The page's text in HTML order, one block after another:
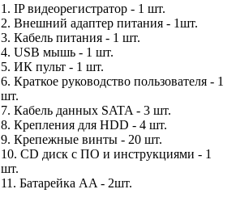
1. IP видеорегистратор - 1 шт.
2. Внешний адаптер питания - 1шт.
3. Кабель питания - 1 шт.
4. USB мышь - 1 шт.
5. ИК пульт - 1 шт.
6. Краткое руководство пользователя - 1
шт.
7. Кабель данных SATA - 3 шт.
8. Крепления для HDD - 4 шт.
9. Крепежные винты - 20 шт.
10. CD диск с ПО и инструкциями - 1
шт.
11. Батарейка AA - 2шт.